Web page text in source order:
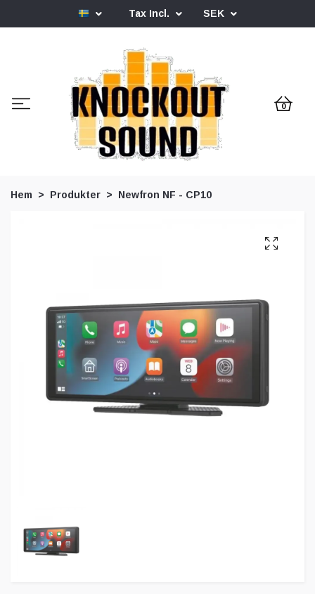
Tax Incl. SEK
0
Hem Produkter Newfron NF - CP10